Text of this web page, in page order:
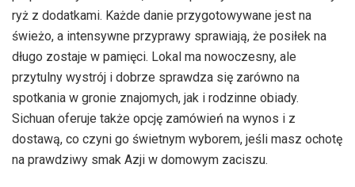
ryż z dodatkami. Każde danie przygotowywane jest na
świeżo, a intensywne przyprawy sprawiają, że posiłek na
długo zostaje w pamięci. Lokal ma nowoczesny, ale
przytulny wystrój i dobrze sprawdza się zarówno na
spotkania w gronie znajomych, jak i rodzinne obiady.
Sichuan oferuje także opcję zamówień na wynos i z
dostawą, co czyni go świetnym wyborem, jeśli masz ochotę
na prawdziwy smak Azji w domowym zaciszu.